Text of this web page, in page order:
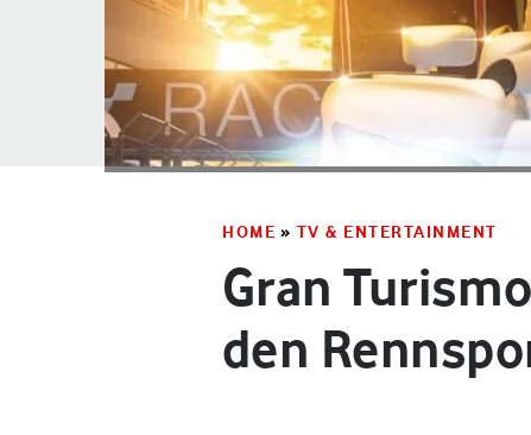
HOME » TV & ENTERTAINMENT
Gran
den